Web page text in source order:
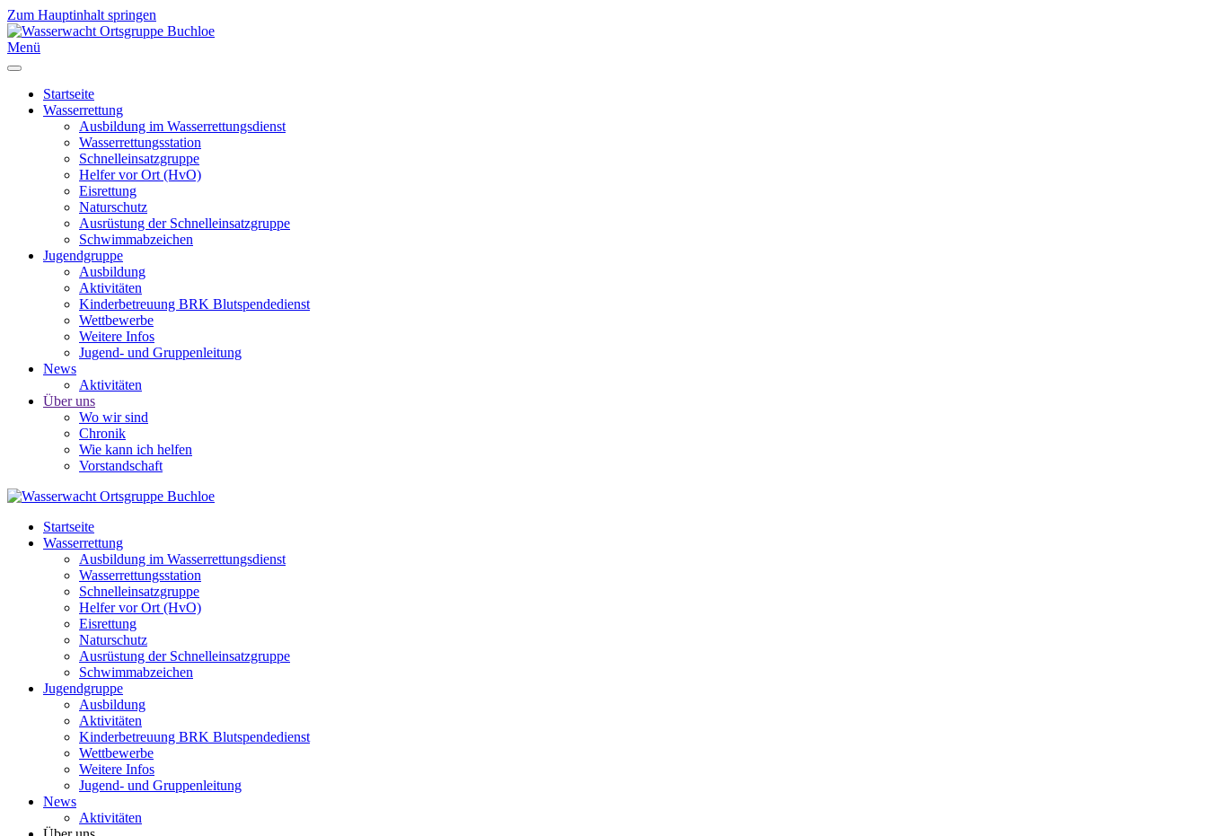
Zum Hauptinhalt springen
Menü
Startseite
Wasserrettung
Ausbildung im Wasserrettungsdienst
Wasserrettungsstation
Schnelleinsatzgruppe
Helfer vor Ort (HvO)
Eisrettung
Naturschutz
Ausrüstung der Schnelleinsatzgruppe
Schwimmabzeichen
Jugendgruppe
Ausbildung
Aktivitäten
Kinderbetreuung BRK Blutspendedienst
Wettbewerbe
Weitere Infos
Jugend- und Gruppenleitung
News
Aktivitäten
Über uns
Wo wir sind
Chronik
Wie kann ich helfen
Vorstandschaft
Startseite
Wasserrettung
Ausbildung im Wasserrettungsdienst
Wasserrettungsstation
Schnelleinsatzgruppe
Helfer vor Ort (HvO)
Eisrettung
Naturschutz
Ausrüstung der Schnelleinsatzgruppe
Schwimmabzeichen
Jugendgruppe
Ausbildung
Aktivitäten
Kinderbetreuung BRK Blutspendedienst
Wettbewerbe
Weitere Infos
Jugend- und Gruppenleitung
News
Aktivitäten